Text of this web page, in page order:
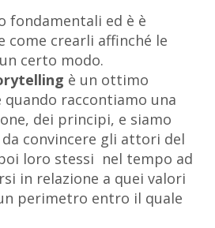
fondamentali ed è è
come crearli affinché le
certo modo.
è un ottimo
raccontiamo una
dei principi, e siamo
convincere gli attori del
loro stessi nel tempo ad
in relazione a quei valori
perimetro entro il quale